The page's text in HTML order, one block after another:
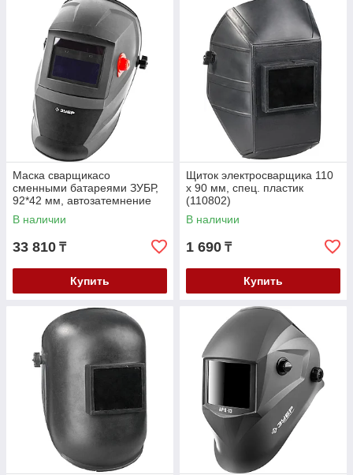
Маска сварщикасо
сменными батареями ЗУБР,
92*42 мм, автозатемнение
(11070)
В наличии
33 810 ₸
Купить
Щиток электросварщика 110
х 90 мм, спец. пластик
(110802)
В наличии
1 690 ₸
Купить